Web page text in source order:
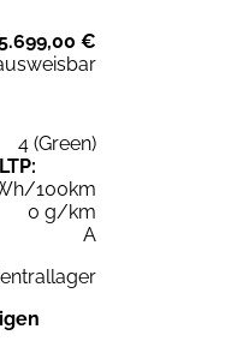
€
4 (Green)
100km
0 g/km
A